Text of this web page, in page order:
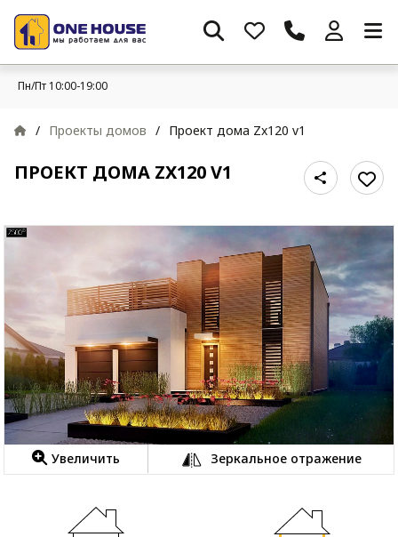
Пн/Пт 10:00-19:00
/ Проекты домов / Проект дома Zx120 v1
ПРОЕКТ ДОМА ZX120 V1
Увеличить Зеркальное отражение